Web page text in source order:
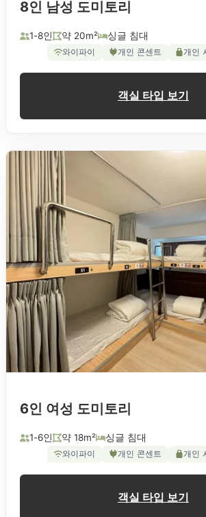
8인 남성 도미토리
1-8인 약 20m² 싱글 침대
와이파이 개인 콘센트 개인
객실 타입 보기
6인 여성 도미토리
1-6인 약 18m² 싱글 침대
와이파이 개인 콘센트 개인
객실 타입 보기